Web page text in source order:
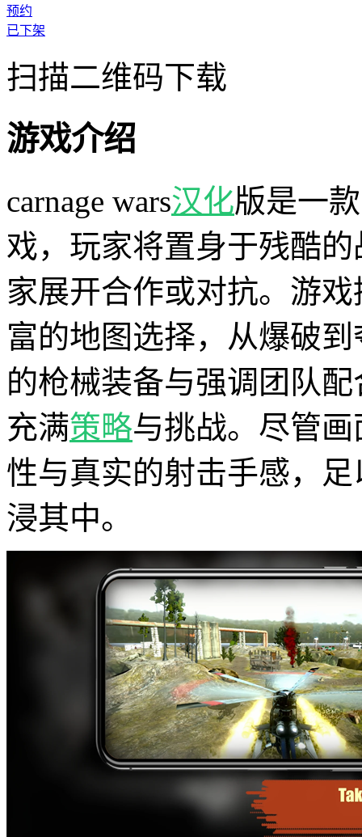
预约
已下架
扫描二维码下载
游戏介绍
carnage wars汉化版是一
戏，玩家将置身于残酷
家展开合作或对抗。游
富的地图选择，从爆破
的枪械装备与强调团队
充满策略与挑战。尽管
性与真实的射击手感，
浸其中。